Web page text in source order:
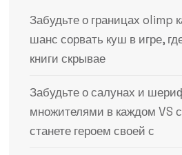
Забудьте о границах olimp
шанс сорвать куш в игре,
книги скрывае
Забудьте о салунах и
множителями в каждом VS
станете героем своей с